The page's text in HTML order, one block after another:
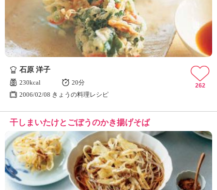
石原 洋子
230kcal
20分
2006/02/08 きょうの料理レシピ
262
干しまいたけとごぼうのかき揚げそば